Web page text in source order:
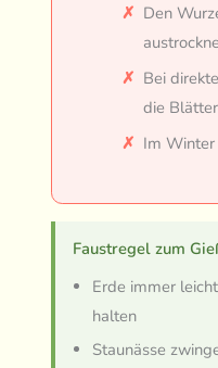
Den
Bei
die
Im
Faustregel zum
Erde immer
halten
Staunässe